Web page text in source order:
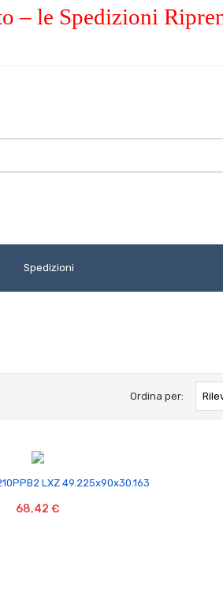
– le Spedizioni
Spedizioni
Ordina per:
LXZ 49.225x90x30.163
68,42 €